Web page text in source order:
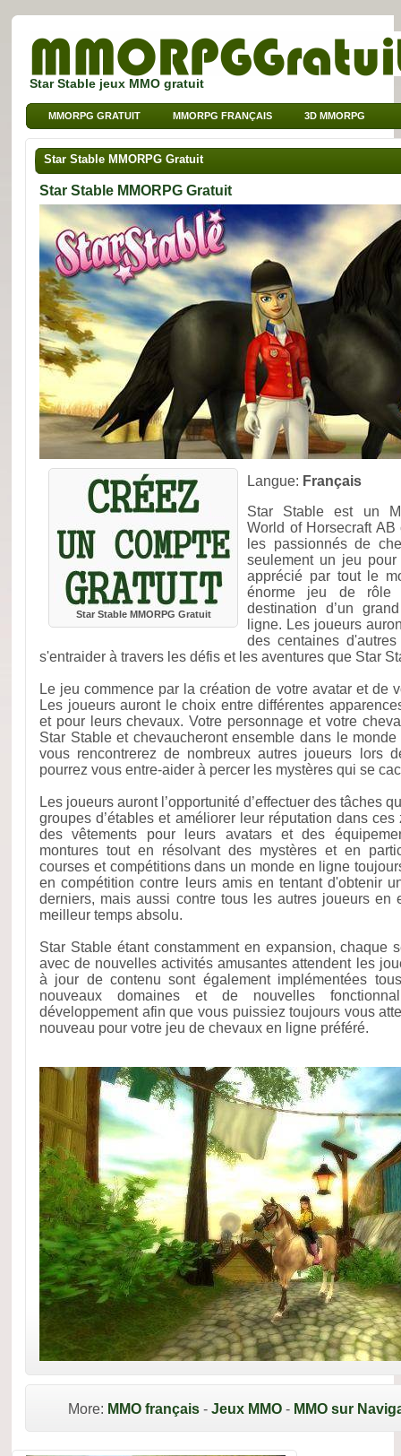
Star Stable jeux MMO gratuit
MMORPG GRATUIT MMORPG FRANÇAIS 3D MMORPG
JEUX SUR NAVIGATEUR MMO POUR ENFANTS
MMO DE SPORT
Star Stable MMORPG Gratuit
Star Stable MMORPG Gratuit
Star Stable MMORPG Gratuit
Langue: Français
Star Stable est un
World of Horsecraft
les passionnés de
seulement un jeu
apprécié par tout le
énorme jeu de rôle
destination d’un
ligne. Les joueurs
des centaines
s'entraider à travers les défis et les aventures que Star
Le jeu commence par la création de votre avatar et de
Les joueurs auront le choix entre différentes
et pour leurs chevaux. Votre personnage et votre
Star Stable et chevaucheront ensemble dans le
vous rencontrerez de nombreux autres joueurs lors
pourrez vous entre-aider à percer les mystères qui se
Les joueurs auront l’opportunité d’effectuer des tâches
groupes d’étables et améliorer leur réputation dans
des vêtements pour leurs avatars et des
montures tout en résolvant des mystères et en
courses et compétitions dans un monde en ligne
en compétition contre leurs amis en tentant d'obtenir
derniers, mais aussi contre tous les autres joueurs en
meilleur temps absolu.
Star Stable étant constamment en expansion, chaque
avec de nouvelles activités amusantes attendent les
à jour de contenu sont également implémentées
nouveaux domaines et de nouvelles
développement afin que vous puissiez toujours vous
nouveau pour votre jeu de chevaux en ligne préféré.
More: MMO français - Jeux MMO - MMO sur